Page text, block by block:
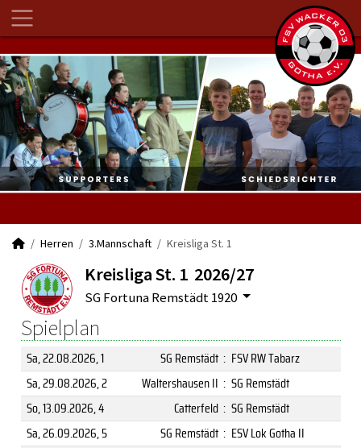
Herren 3.Mannschaft Kreisliga St. 1
Kreisliga St. 1 2026/27
SG Fortuna Remstädt 1920
Spielplan
Sa, 22.08.2026, 1 SG Remstädt : FSV RW Tabarz
Sa, 29.08.2026, 2 Waltershausen II : SG Remstädt
So, 13.09.2026, 4 Catterfeld : SG Remstädt
Sa, 26.09.2026, 5 SG Remstädt : ESV Lok Gotha II